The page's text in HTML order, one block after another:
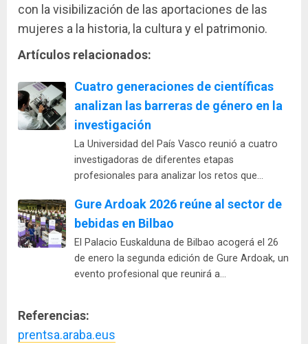
con la visibilización de las aportaciones de las
mujeres a la historia, la cultura y el patrimonio.
Artículos relacionados:
Cuatro generaciones de científicas
analizan las barreras de género en la
investigación
La Universidad del País Vasco reunió a cuatro
investigadoras de diferentes etapas
profesionales para analizar los retos que…
Gure Ardoak 2026 reúne al sector de
bebidas en Bilbao
El Palacio Euskalduna de Bilbao acogerá el 26
de enero la segunda edición de Gure Ardoak, un
evento profesional que reunirá a…
Referencias:
prentsa.araba.eus